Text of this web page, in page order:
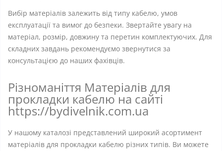
Вибір матеріалів залежить від типу кабелю, умов
експлуатації та вимог до безпеки. Звертайте увагу на
матеріал, розмір, довжину та перетин комплектуючих. Для
складних завдань рекомендуємо звернутися за
консультацією до наших фахівців.
Різноманіття Матеріалів для
прокладки кабелю на сайті
https://bydivelnik.com.ua
У нашому каталозі представлений широкий асортимент
матеріалів для прокладки кабелю різних типів. Ви можете